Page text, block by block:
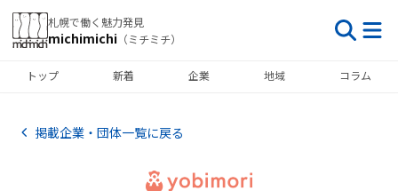
札幌で働く魅力発見
michimichi （ミチミチ）
トップ 新着 企業 地域 コラム
掲載企業・団体一覧に戻る